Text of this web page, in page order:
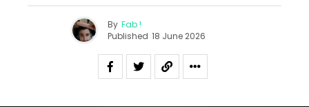
By Fab !
Published 18 June 2026